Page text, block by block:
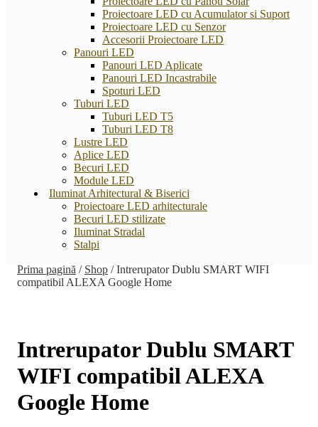
Proiectoare LED cu Acumulator si Suport
Proiectoare LED cu Senzor
Accesorii Proiectoare LED
Panouri LED
Panouri LED Aplicate
Panouri LED Incastrabile
Spoturi LED
Tuburi LED
Tuburi LED T5
Tuburi LED T8
Lustre LED
Aplice LED
Becuri LED
Module LED
Iluminat Arhitectural & Biserici
Proiectoare LED arhitecturale
Becuri LED stilizate
Iluminat Stradal
Stalpi
Prima pagină / Shop /Intrerupator Dublu SMART WIFI
compatibil ALEXA Google Home
Intrerupator Dublu SMART
WIFI compatibil ALEXA
Google Home